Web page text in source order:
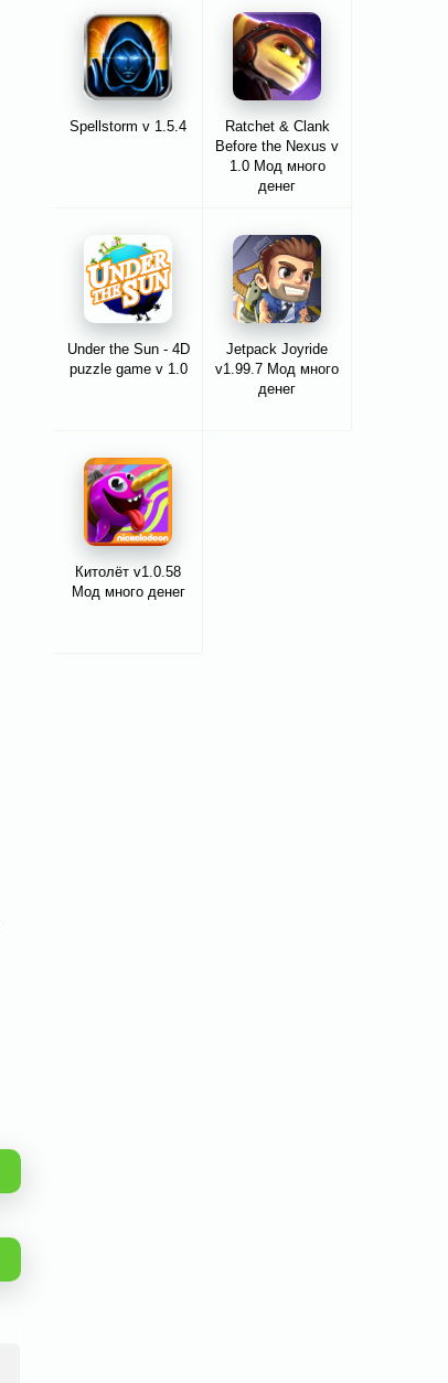
Spellstorm v 1.5.4
Ratchet & Clank
Before the Nexus v
1.0 Мод много
денег
Under the Sun - 4D
puzzle game v 1.0
Jetpack Joyride
v1.99.7 Мод много
денег
Китолёт v1.0.58
Мод много денег